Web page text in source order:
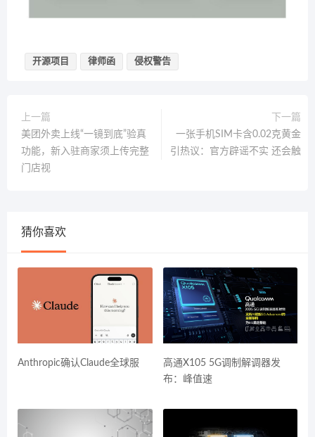
开源项目 律师函 侵权警告
上一篇
美团外卖上线“一镜到底”验真
功能，新入驻商家须上传完整
门店视
下一篇
一张手机SIM卡含0.02克黄金
引热议：官方辟谣不实 还会触
猜你喜欢
Anthropic确认Claude全球服
高通X105 5G调制解调器发
布：峰值速